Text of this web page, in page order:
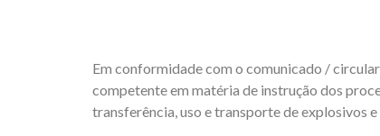
Em conformidade com o comunicado /
competente em matéria de instrução dos
transferência, uso e transporte de explosivos